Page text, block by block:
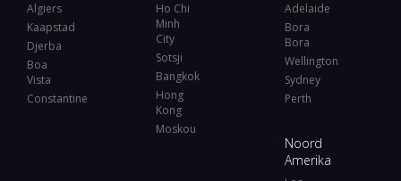
Algiers
Kaapstad
Djerba
Boa
Vista
Constantine
Ho Chi
Minh
City
Sotsji
Bangkok
Hong
Kong
Moskou
Adelaide
Bora
Bora
Wellington
Sydney
Perth
Noord
Amerika